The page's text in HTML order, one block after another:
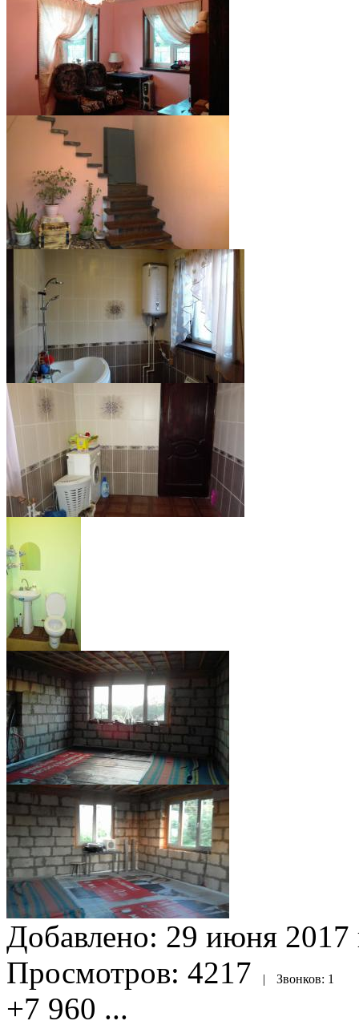
Добавлено: 29 июня 2017
Просмотров: 4217 | Звонков: 1
+7 960 ...